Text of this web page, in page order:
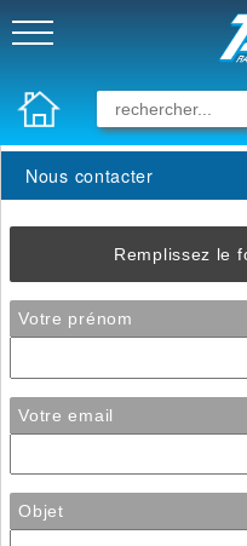
Nous contacter
Remplissez le
Votre prénom
Votre email
Objet